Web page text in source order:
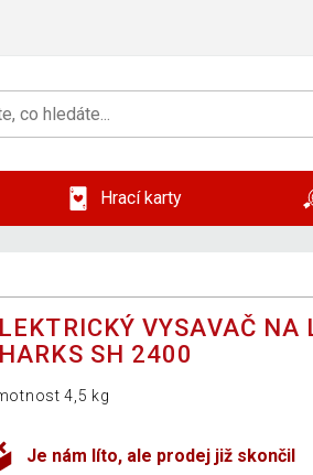
Hrací karty
VYSAVAČ NA
SH 2400
4,5 kg
Je nám líto, ale prodej již skončil